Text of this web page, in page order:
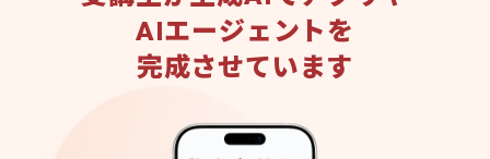
AIエージェントを
完成させています